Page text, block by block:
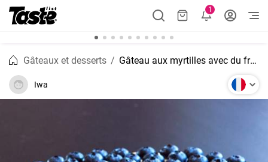
1
Gâteaux et desserts Gâteau aux myrtilles avec du fromage blanc
Iwa